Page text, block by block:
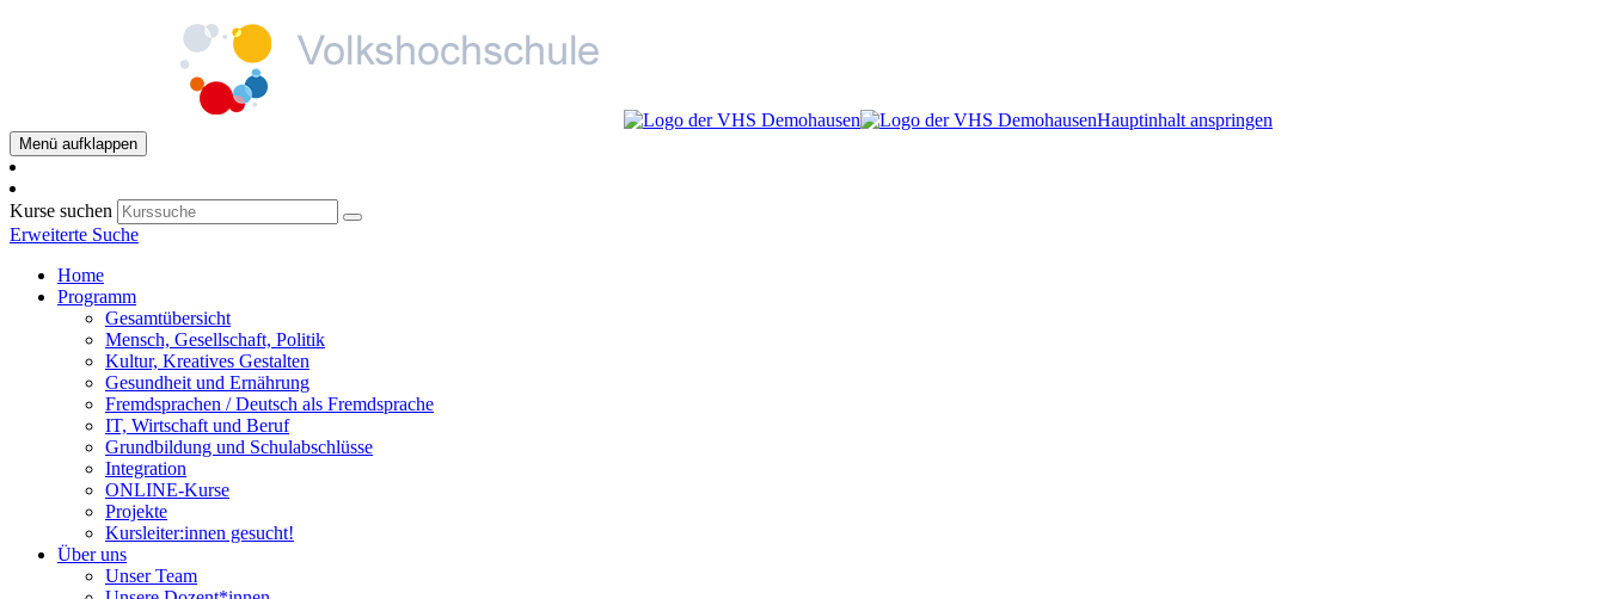
Hauptinhalt anspringen
Menü aufklappen
Kurse suchen
Erweiterte Suche
Home
Programm
Gesamtübersicht
Mensch, Gesellschaft, Politik
Kultur, Kreatives Gestalten
Gesundheit und Ernährung
Fremdsprachen / Deutsch als Fremdsprache
IT, Wirtschaft und Beruf
Grundbildung und Schulabschlüsse
Integration
ONLINE-Kurse
Projekte
Kursleiter:innen gesucht!
Über uns
Unser Team